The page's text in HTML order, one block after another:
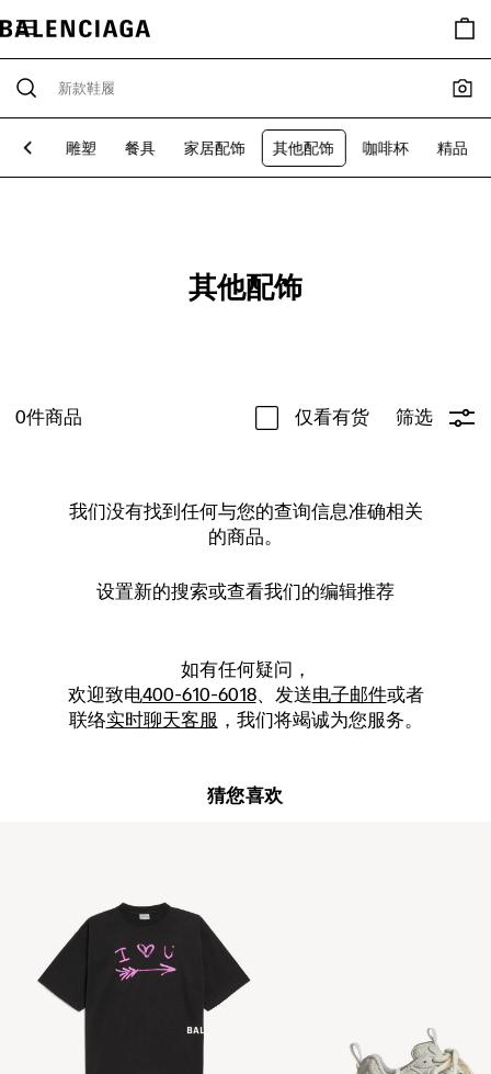
袋 雕塑 餐具 家居配饰 其他配饰 咖啡杯 精品
其他配饰
0件商品 仅看有货 筛选
我们没有找到任何与您的查询信息准确相关
的商品。
设置新的搜索或查看我们的编辑推荐
如有任何疑问，
欢迎致电400-610-6018、发送电子邮件或者
联络实时聊天客服 ，我们将竭诚为您服务。
猜您喜欢